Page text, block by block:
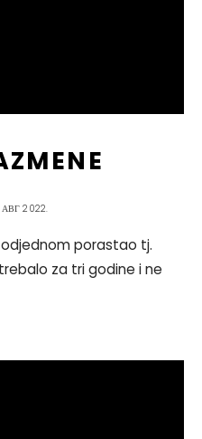
АВГ 2022.
porastao tj.
za tri godine i ne